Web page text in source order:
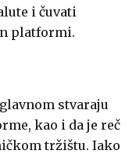
i čuvati
platformi.
stvaraju
kao i da je reč
tržištu. Iako